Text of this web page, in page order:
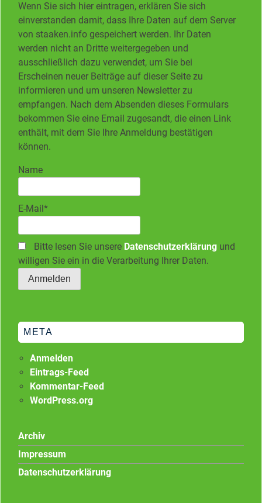
Wenn Sie sich hier eintragen, erklären Sie sich
einverstanden damit, dass Ihre Daten auf dem Server
von staaken.info gespeichert werden. Ihr Daten
werden nicht an Dritte weitergegeben und
ausschließlich dazu verwendet, um Sie bei
Erscheinen neuer Beiträge auf dieser Seite zu
informieren und um unseren Newsletter zu
empfangen. Nach dem Absenden dieses Formulars
bekommen Sie eine Email zugesandt, die einen Link
enthält, mit dem Sie Ihre Anmeldung bestätigen
können.
Name
E-Mail*
Bitte lesen Sie unsere Datenschutzerklärung und
willigen Sie ein in die Verarbeitung Ihrer Daten.
META
Anmelden
Eintrags-Feed
Kommentar-Feed
WordPress.org
Archiv
Impressum
Datenschutzerklärung